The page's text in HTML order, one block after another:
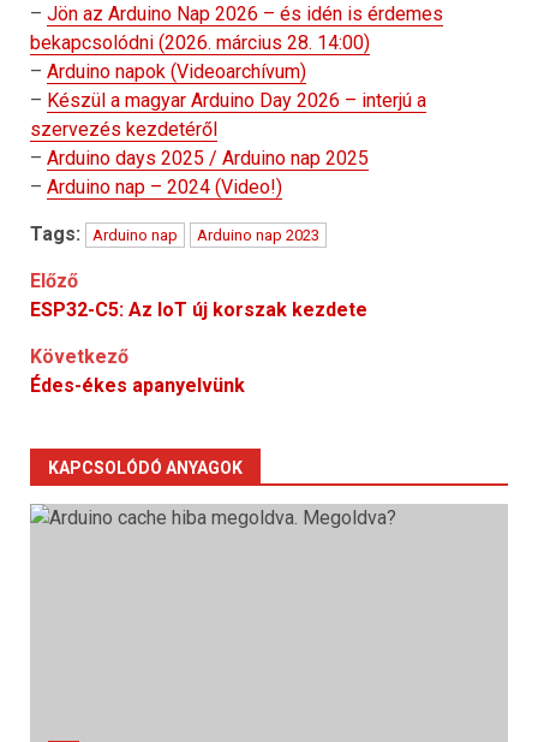
– Jön az Arduino Nap 2026 – és idén is érdemes
bekapcsolódni (2026. március 28. 14:00)
– Arduino napok (Videoarchívum)
– Készül a magyar Arduino Day 2026 – interjú a
szervezés kezdetéről
– Arduino days 2025 / Arduino nap 2025
– Arduino nap – 2024 (Video!)
Tags: Arduino nap Arduino nap 2023
Post
Előző
ESP32-C5: Az IoT új korszak kezdete
Következő
Édes-ékes apanyelvünk
KAPCSOLÓDÓ ANYAGOK